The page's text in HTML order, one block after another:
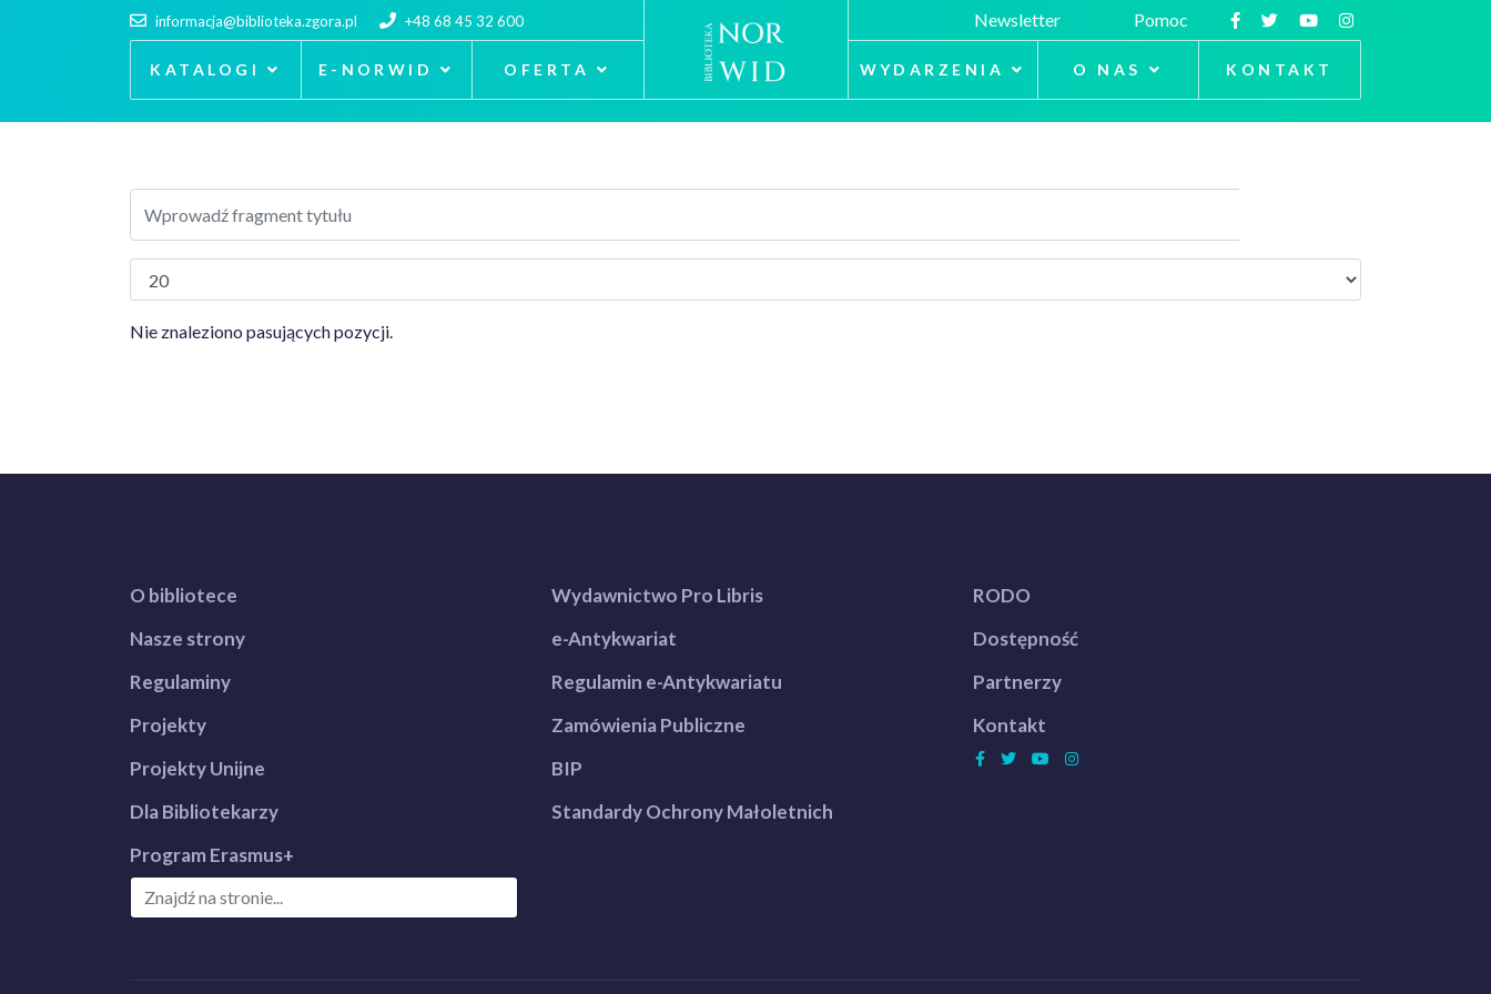
informacja@biblioteka.zgora.pl +48 68 45 32 600
KATALOGI E-NORWID OFERTA
Newsletter Pomoc
WYDARZENIA O NAS KONTAKT
Nie znaleziono pasujących pozycji.
O bibliotece
Nasze strony
Regulaminy
Projekty
Projekty Unijne
Dla Bibliotekarzy
Program Erasmus+
Wydawnictwo Pro Libris
e-Antykwariat
Regulamin e-Antykwariatu
Zamówienia Publiczne
BIP
Standardy Ochrony Małoletnich
RODO
Dostępność
Partnerzy
Kontakt